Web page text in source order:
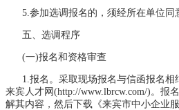
5.参加选调报名的，须经所在单位同
五、选调程序
(一)报名和资格审查
1.报名。采取现场报名与信函报名
来宾人才网(http://www.lbrcw.com/)。报
解其内容，然后下载《来宾市中小企业